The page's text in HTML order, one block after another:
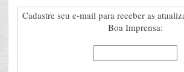
Cadastre seu e-mail para receber as
Boa Imprensa: